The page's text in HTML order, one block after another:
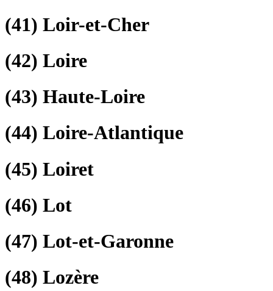
(41) Loir-et-Cher
(42) Loire
(43) Haute-Loire
(44) Loire-Atlantique
(45) Loiret
(46) Lot
(47) Lot-et-Garonne
(48) Lozère